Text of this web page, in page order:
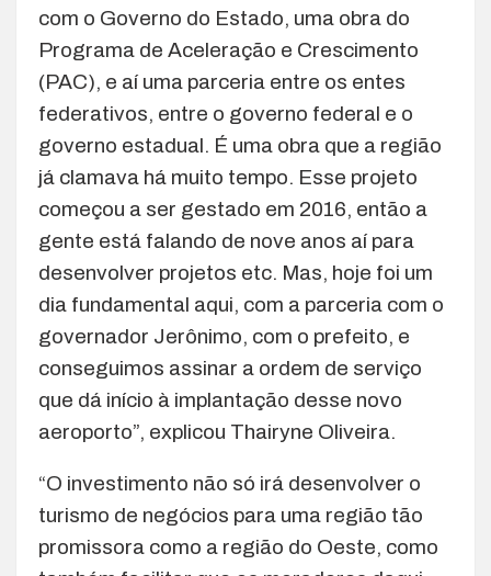
com o Governo do Estado, uma obra do
Programa de Aceleração e Crescimento
(PAC), e aí uma parceria entre os entes
federativos, entre o governo federal e o
governo estadual. É uma obra que a região
já clamava há muito tempo. Esse projeto
começou a ser gestado em 2016, então a
gente está falando de nove anos aí para
desenvolver projetos etc. Mas, hoje foi um
dia fundamental aqui, com a parceria com o
governador Jerônimo, com o prefeito, e
conseguimos assinar a ordem de serviço
que dá início à implantação desse novo
aeroporto”, explicou Thairyne Oliveira.
“O investimento não só irá desenvolver o
turismo de negócios para uma região tão
promissora como a região do Oeste, como